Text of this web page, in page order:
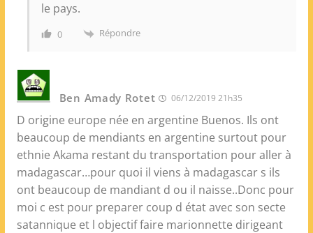
le pays.
0 Répondre
Ben Amady Rotet 06/12/2019 21h35
D origine europe née en argentine Buenos. Ils ont
beaucoup de mendiants en argentine surtout pour
ethnie Akama restant du transportation pour aller à
madagascar…pour quoi il viens à madagascar s ils
ont beaucoup de mandiant d ou il naisse..Donc pour
moi c est pour preparer coup d état avec son secte
satannique et l objectif faire marionnette dirigeant